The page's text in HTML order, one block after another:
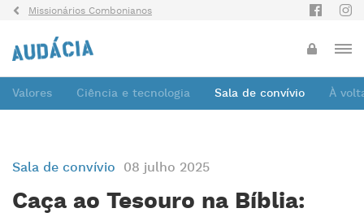
Missionários Combonianos
Valores Ciência e tecnologia Sala de convívio À
Sala de convívio 08 julho 2025
Caça ao Tesouro na Bíblia: